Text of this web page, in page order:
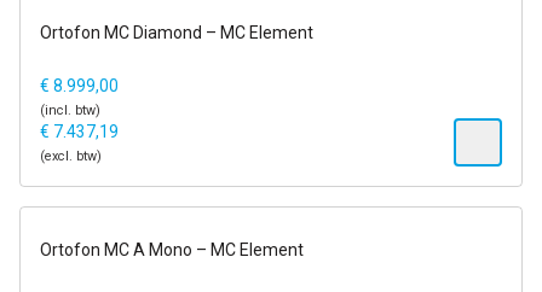
1-2 dagen
Ortofon MC Diamond – MC Element
€ 8.999,00
(incl. btw)
€ 7.437,19
(excl. btw)
1-2 dagen
Ortofon MC A Mono – MC Element